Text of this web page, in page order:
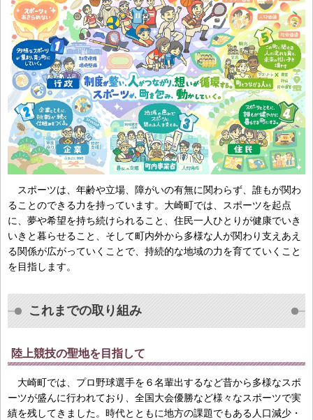
スポーツは、年齢や立場、障がいの有無に関わらず、誰もが関わ
ることのできる力を持っています。大崎町では、スポーツを起点
に、夢や希望を持ち続けられること、住民一人ひとりが健康でいき
いきと暮らせること、そして町内外から多様な人が関わり支えあえ
る関係が広がっていくことで、持続的な地域の力を育てていくこと
を目指します。
これまでの取り組み
陸上競技の聖地を目指して
大崎町では、プロ野球選手を６名輩出するなど昔から多様なスポ
ーツが盛んに行われており、全国大会優勝など様々なスポーツで実
績を残してきました。時代とともに地方の課題でもある人口減少・